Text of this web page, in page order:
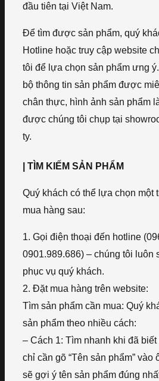
đầu tiên tại Việt Nam.
Để tìm được sản phẩm, quý
Hotline hoặc truy cập website
tôi để lựa chọn sản phẩm ưng
bộ thông tin sản phẩm được
chân thực, hình ảnh sản phẩm
được chúng tôi chụp tại
ty.
| TÌM KIẾM SẢN PHẨM
Quý khách có thể lựa chọn một
mua hàng sau:
1. Gọi điện thoại đến hotline
0901.989.686) – chúng tôi luôn
phục vụ quý khách.
2. Đặt mua hàng trên website:
Tìm sản phẩm cần mua: Quý
sản phẩm theo nhiều cách:
– Cách 1: Tìm nhanh khi đã
chỉ cần gõ “Tên sản phẩm” vào
sẽ gợi ý tên sản phẩm đúng